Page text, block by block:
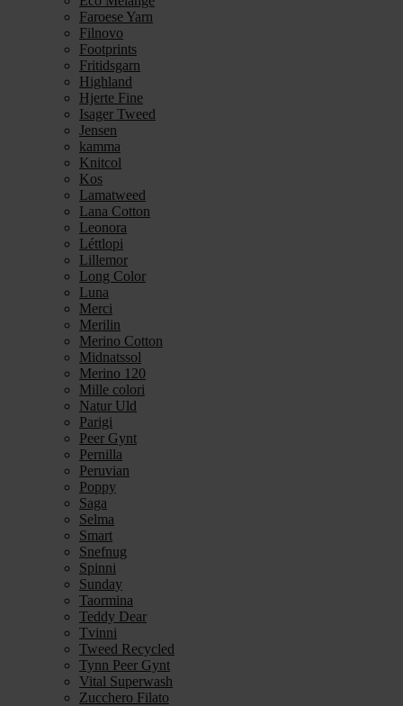
Faroese Yarn
Filnovo
Footprints
Fritidsgarn
Highland
Hjerte Fine
Isager Tweed
Jensen
kamma
Knitcol
Kos
Lamatweed
Lana Cotton
Leonora
Léttlopi
Lillemor
Long Color
Luna
Merci
Merilin
Merino Cotton
Midnatssol
Merino 120
Mille colori
Natur Uld
Parigi
Peer Gynt
Pernilla
Peruvian
Poppy
Saga
Selma
Smart
Snefnug
Spinni
Sunday
Taormina
Teddy Dear
Tvinni
Tweed Recycled
Tynn Peer Gynt
Vital Superwash
Zucchero Filato